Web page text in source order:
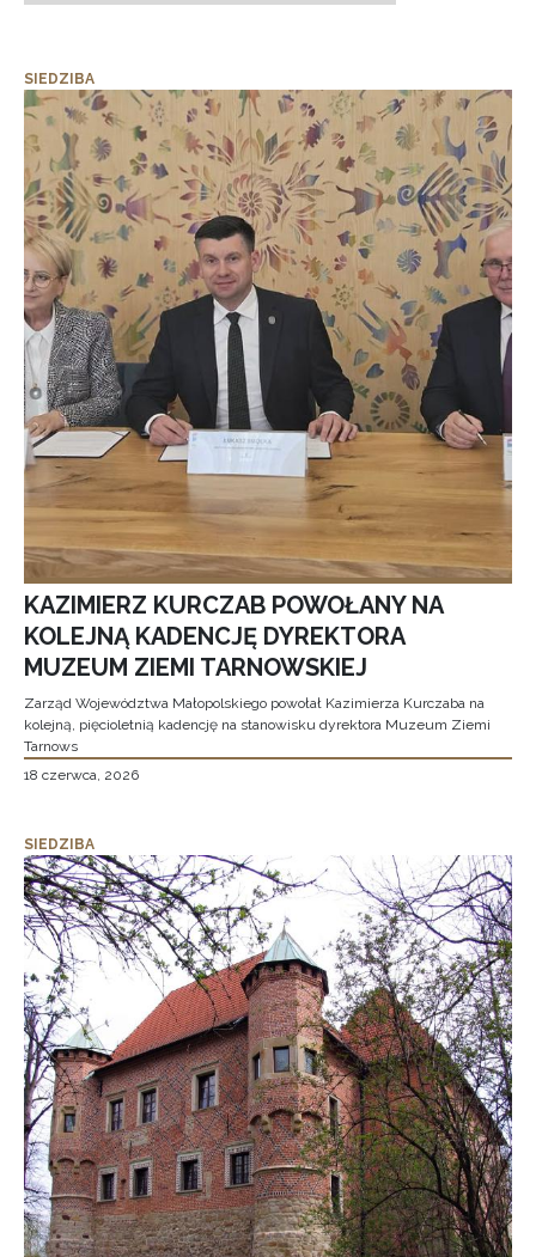
SIEDZIBA
KAZIMIERZ KURCZAB POWOŁANY NA
KOLEJNĄ KADENCJĘ DYREKTORA
MUZEUM ZIEMI TARNOWSKIEJ
Zarząd Województwa Małopolskiego powołał Kazimierza Kurczaba na
kolejną, pięcioletnią kadencję na stanowisku dyrektora Muzeum Ziemi
Tarnows
18 czerwca, 2026
SIEDZIBA